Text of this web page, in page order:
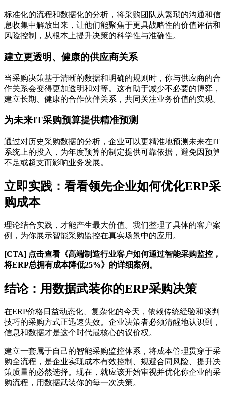
标准化的流程和数据化的分析，将采购团队从繁琐的沟通和信
息收集中解放出来，让他们能聚焦于更具战略性的价值评估和
风险控制，从根本上提升决策的科学性与准确性。
建立更透明、健康的供应商关系
当采购决策基于清晰的数据和明确的规则时，你与供应商的合
作关系会变得更加透明和对等。这有助于减少不必要的博弈，
建立长期、健康的合作伙伴关系，共同关注业务价值的实现。
为未来IT采购预算提供精准预测
通过对历史采购数据的分析，企业可以更精准地预测未来在IT
系统上的投入，为年度预算的制定提供可靠依据，避免因预算
不足或超支而影响业务发展。
立即实践：看看领先企业如何优化ERP采
购成本
理论结合实践，才能产生最大价值。我们整理了具体的客户案
例，为你展示智能采购监控在真实场景中的应用。
[CTA] 点击查看《高端制造行业客户如何通过智能采购监控，
将ERP总拥有成本降低25%》的详细案例。
结论：用数据武装你的ERP采购决策
在ERP价格日益动态化、复杂化的今天，依赖传统经验和谈判
技巧的采购方式正迅速失效。企业决策者必须清醒地认识到，
信息和数据才是这个时代最核心的议价权。
建立一套属于自己的智能采购监控体系，将成本管理贯穿于采
购全流程，是企业实现成本有效控制、规避合同风险、提升决
策质量的必然选择。现在，就应该开始审视并优化你企业的采
购流程，用数据武装你的每一次决策。